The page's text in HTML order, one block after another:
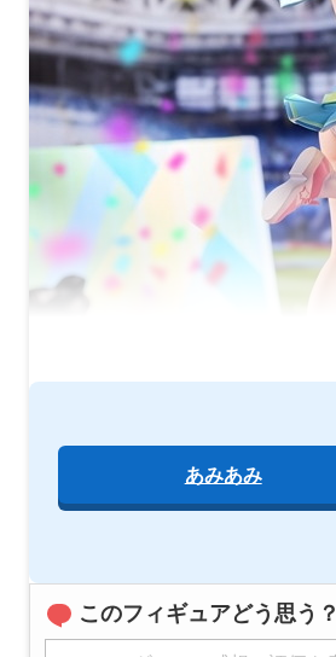
あみあみ
このフィギュアどう思う？